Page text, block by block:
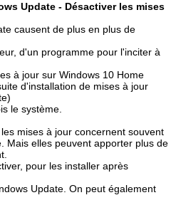
Update - Désactiver les mises
causent de plus en plus de
d'un programme pour l'inciter à
à jour sur Windows 10 Home
d'installation de mises à jour
le système.
mises à jour concernent souvent
Mais elles peuvent apporter plus de
pour les installer après
Update. On peut également